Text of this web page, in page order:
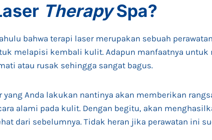
TherapySpa?
bahwa terapi laser merupakan sebuah
melapisi kembali kulit. Adapun manfaatnya untuk
atau rusak sehingga sangat bagus.
yang Anda lakukan nantinya akan memberikan
alami pada kulit. Dengan begitu, akan
dari sebelumnya. Tidak heran jika perawatan ini